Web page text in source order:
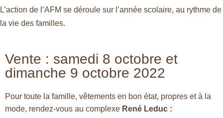
L’action de l’AFM se déroule sur l’année scolaire, au rythme de
la vie des familles.
Vente : samedi 8 octobre et
dimanche 9 octobre 2022
Pour toute la famille, vêtements en bon état, propres et à la
mode, rendez-vous au complexe René Leduc :